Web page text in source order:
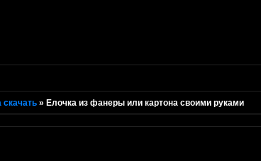
скачать » Елочка из фанеры или картона своими руками